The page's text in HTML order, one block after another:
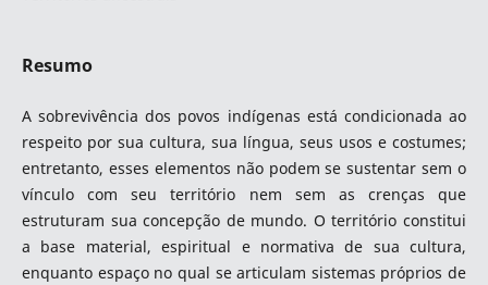
Resumo
A sobrevivência dos povos indígenas está condicionada ao
respeito por sua cultura, sua língua, seus usos e costumes;
entretanto, esses elementos não podem se sustentar sem o
vínculo com seu território nem sem as crenças que
estruturam sua concepção de mundo. O território constitui
a base material, espiritual e normativa de sua cultura,
enquanto espaço no qual se articulam sistemas próprios de